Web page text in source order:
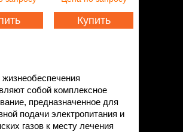
Купить
собой комплексное
предназначенное для
подачи электропитания и
газов к месту лечения